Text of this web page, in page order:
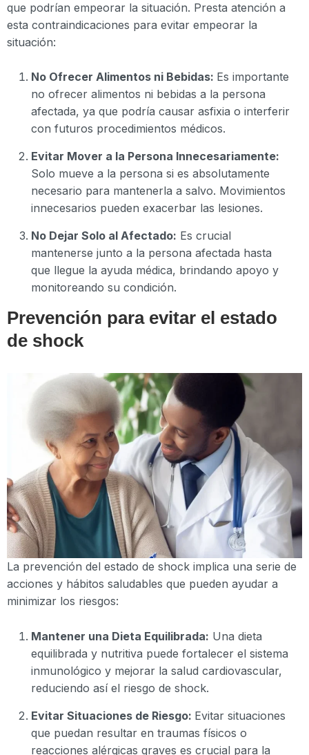
que podrían empeorar la situación. Presta atención a
esta contraindicaciones para evitar empeorar la
situación:
No Ofrecer Alimentos ni Bebidas: Es importante
no ofrecer alimentos ni bebidas a la persona
afectada, ya que podría causar asfixia o interferir
con futuros procedimientos médicos.
Evitar Mover a la Persona Innecesariamente:
Solo mueve a la persona si es absolutamente
necesario para mantenerla a salvo. Movimientos
innecesarios pueden exacerbar las lesiones.
No Dejar Solo al Afectado: Es crucial
mantenerse junto a la persona afectada hasta
que llegue la ayuda médica, brindando apoyo y
monitoreando su condición.
Prevención para evitar el estado
de shock
La prevención del estado de shock implica una serie de
acciones y hábitos saludables que pueden ayudar a
minimizar los riesgos:
Mantener una Dieta Equilibrada: Una dieta
equilibrada y nutritiva puede fortalecer el sistema
inmunológico y mejorar la salud cardiovascular,
reduciendo así el riesgo de shock.
Evitar Situaciones de Riesgo: Evitar situaciones
que puedan resultar en traumas físicos o
reacciones alérgicas graves es crucial para la